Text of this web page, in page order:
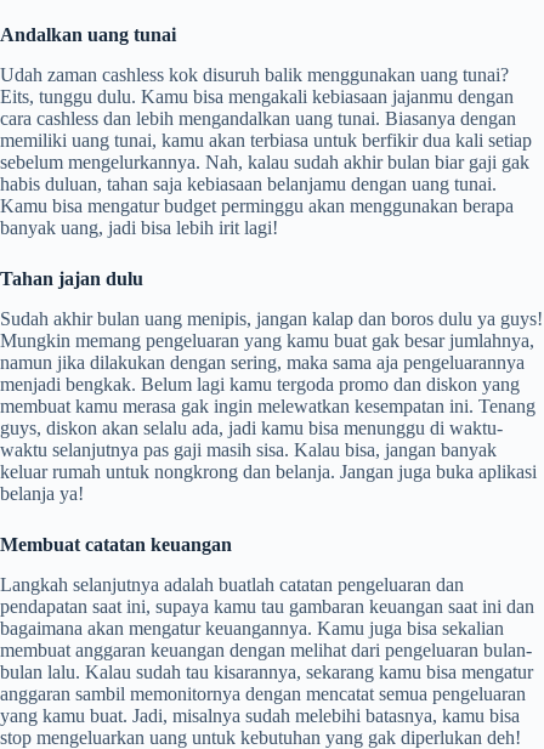
Andalkan uang tunai
Udah zaman cashless kok disuruh balik menggunakan uang tunai?
Eits, tunggu dulu. Kamu bisa mengakali kebiasaan jajanmu dengan
cara cashless dan lebih mengandalkan uang tunai. Biasanya dengan
memiliki uang tunai, kamu akan terbiasa untuk berfikir dua kali setiap
sebelum mengelurkannya. Nah, kalau sudah akhir bulan biar gaji gak
habis duluan, tahan saja kebiasaan belanjamu dengan uang tunai.
Kamu bisa mengatur budget perminggu akan menggunakan berapa
banyak uang, jadi bisa lebih irit lagi!
Tahan jajan dulu
Sudah akhir bulan uang menipis, jangan kalap dan boros dulu ya guys!
Mungkin memang pengeluaran yang kamu buat gak besar jumlahnya,
namun jika dilakukan dengan sering, maka sama aja pengeluarannya
menjadi bengkak. Belum lagi kamu tergoda promo dan diskon yang
membuat kamu merasa gak ingin melewatkan kesempatan ini. Tenang
guys, diskon akan selalu ada, jadi kamu bisa menunggu di waktu-
waktu selanjutnya pas gaji masih sisa. Kalau bisa, jangan banyak
keluar rumah untuk nongkrong dan belanja. Jangan juga buka aplikasi
belanja ya!
Membuat catatan keuangan
Langkah selanjutnya adalah buatlah catatan pengeluaran dan
pendapatan saat ini, supaya kamu tau gambaran keuangan saat ini dan
bagaimana akan mengatur keuangannya. Kamu juga bisa sekalian
membuat anggaran keuangan dengan melihat dari pengeluaran bulan-
bulan lalu. Kalau sudah tau kisarannya, sekarang kamu bisa mengatur
anggaran sambil memonitornya dengan mencatat semua pengeluaran
yang kamu buat. Jadi, misalnya sudah melebihi batasnya, kamu bisa
stop mengeluarkan uang untuk kebutuhan yang gak diperlukan deh!